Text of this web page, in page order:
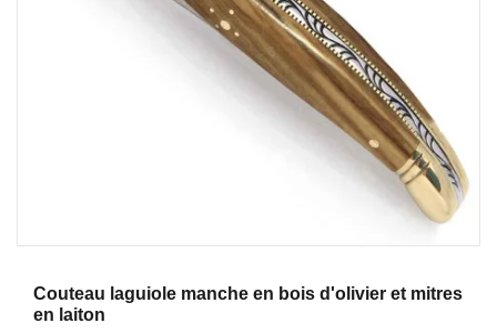
Couteau laguiole manche en bois d'olivier et mitres
en laiton